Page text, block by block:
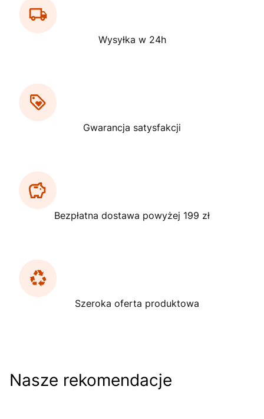
Wysyłka w 24h
Gwarancja satysfakcji
Bezpłatna dostawa powyżej 199 zł
Szeroka oferta produktowa
Nasze rekomendacje